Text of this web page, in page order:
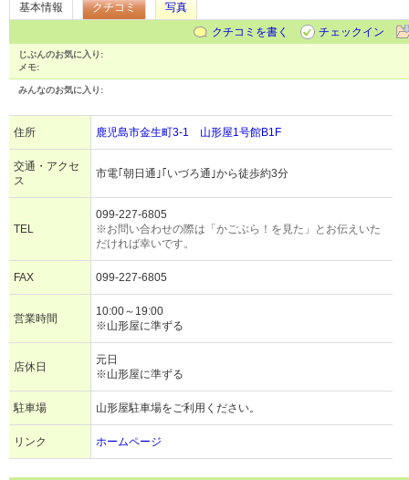
基本情報 クチコミ
写真
クチコミを書く
チェックイン
じぶんのお気に入り:
メモ:
みんなのお気に入り:
住所 鹿児島市金生町3-1 山形屋1号館B1F
交通・アクセ
ス
市電｢朝日通｣｢いづろ通｣から徒歩約3分
TEL
099-227-6805
※お問い合わせの際は「かごぶら！を見た」とお伝えいた
だければ幸いです。
FAX 099-227-6805
営業時間
10:00～19:00
※山形屋に準ずる
店休日
元日
※山形屋に準ずる
駐車場 山形屋駐車場をご利用ください。
リンク ホームページ